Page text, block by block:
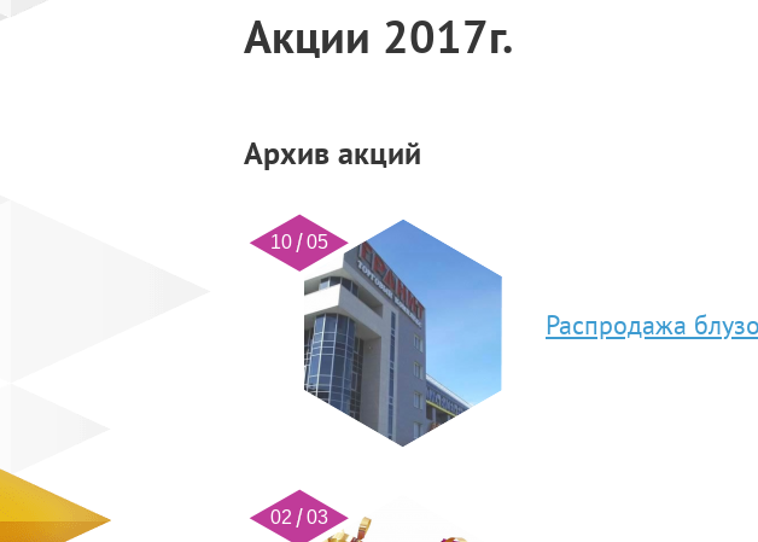
Акции 2017г.
Архив акций
10 05
Распродажа
02 03